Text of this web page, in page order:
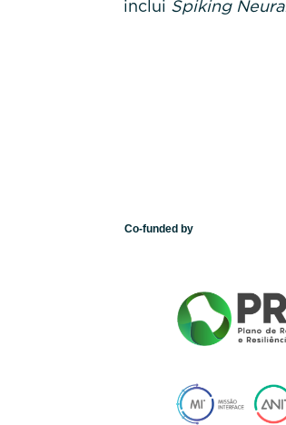
inclui Spiking
Co-funded by